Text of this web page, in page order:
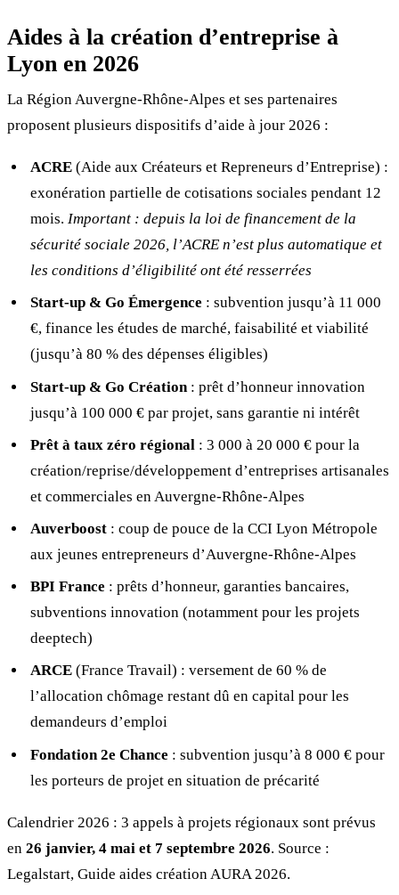
Aides à la création d’entreprise à
Lyon en 2026
La Région Auvergne-Rhône-Alpes et ses partenaires
proposent plusieurs dispositifs d’aide à jour 2026 :
ACRE(Aide aux Créateurs et Repreneurs d’Entreprise) :
exonération partielle de cotisations sociales pendant 12
mois. Important : depuis la loi de financement de la
sécurité sociale 2026, l’ACRE n’est plus automatique et
les conditions d’éligibilité ont été resserrées
Start-up & Go Émergence : subvention jusqu’à 11 000
€, finance les études de marché, faisabilité et viabilité
(jusqu’à 80 % des dépenses éligibles)
Start-up & Go Création: prêt d’honneur innovation
jusqu’à 100 000 € par projet, sans garantie ni intérêt
Prêt à taux zéro régional : 3 000 à 20 000 € pour la
création/reprise/développement d’entreprises artisanales
et commerciales en Auvergne-Rhône-Alpes
Auverboost: coup de pouce de la CCI Lyon Métropole
aux jeunes entrepreneurs d’Auvergne-Rhône-Alpes
BPI France : prêts d’honneur, garanties bancaires,
subventions innovation (notamment pour les projets
deeptech)
ARCE(France Travail) : versement de 60 % de
l’allocation chômage restant dû en capital pour les
demandeurs d’emploi
Fondation 2e Chance : subvention jusqu’à 8 000 € pour
les porteurs de projet en situation de précarité
Calendrier 2026 : 3 appels à projets régionaux sont prévus
en 26 janvier, 4 mai et 7 septembre 2026. Source :
Legalstart, Guide aides création AURA 2026.